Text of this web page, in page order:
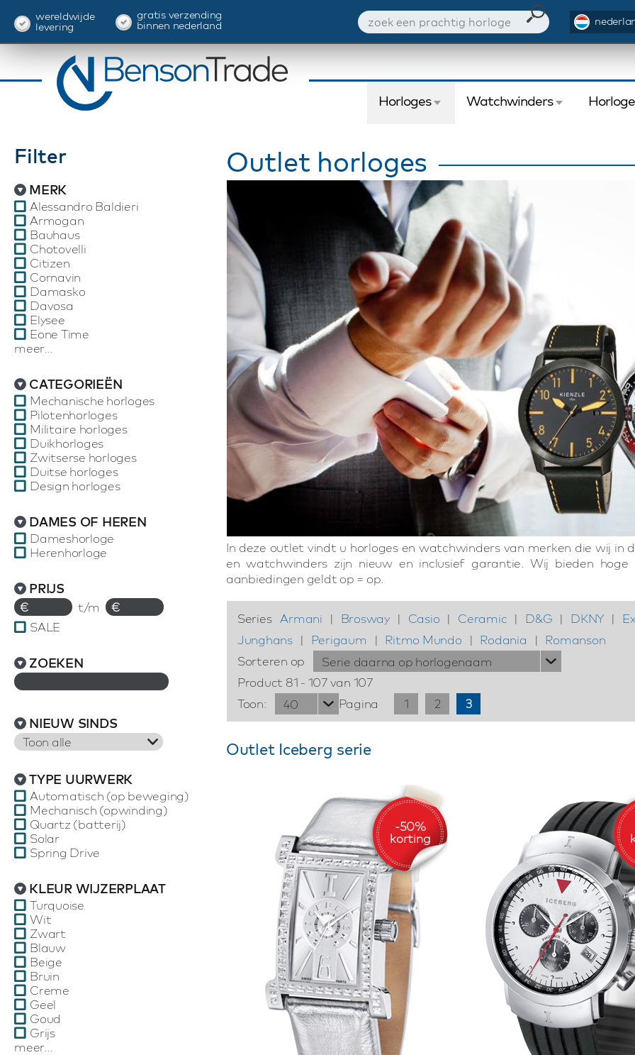
wereldwijde
levering
gratis verzending
binnen nederland
Horloges Watchwinders
Filter
MERK
Alessandro Baldieri
Armogan
Bauhaus
Chotovelli
Citizen
Cornavin
Damasko
Davosa
Elysee
Eone Time
meer...
CATEGORIEËN
Mechanische horloges
Pilotenhorloges
Militaire horloges
Duikhorloges
Zwitserse horloges
Duitse horloges
Design horloges
DAMES OF HEREN
Dameshorloge
Herenhorloge
PRIJS
€ t/m
€
SALE
ZOEKEN
NIEUW SINDS
Toon alle
TYPE UURWERK
Automatisch (op beweging)
Mechanisch (opwinding)
Quartz (batterij)
Solar
Spring Drive
KLEUR WIJZERPLAAT
Turquoise
Wit
Zwart
Blauw
Beige
Bruin
Creme
Geel
Goud
Grijs
meer...
Outlet horloges
In deze outlet vindt u horloges en watchwinders van merken die wij in
en watchwinders zijn nieuw en inclusief garantie. Wij bieden
aanbiedingen geldt op = op.
Series Armani | Brosway | Casio | Ceramic | D&G | DKNY |
Junghans | Perigaum | Ritmo Mundo | Rodania | Romanson
Sorteren op
Serie daarna op horlogenaam
Product 81 - 107 van 107
Toon:
40 Pagina 1 2 3
Outlet Iceberg serie